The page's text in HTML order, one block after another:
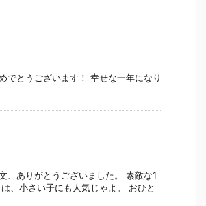
でとうございます！ 幸せな一年になり
、ありがとうございました。 素敵な1
、小さい子にも人気じゃよ。 おひと